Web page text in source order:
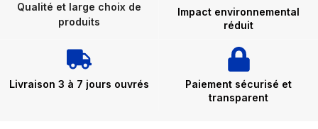
Qualité et large choix de
produits
Impact environnemental
réduit
Livraison 3 à 7 jours ouvrés
Paiement sécurisé et
transparent